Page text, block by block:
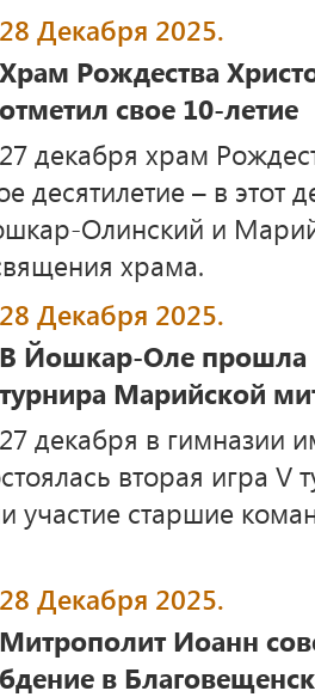
28 Декабря 2025.
Храм Рождества
отметил свое 10-летие
27 декабря храм
десятилетие – в этот
Олинский и
храма.
28 Декабря 2025.
В Йошкар-Оле прошла
турнира Марийской
27 декабря в гимназии
вторая игра V
участие старшие
28 Декабря 2025.
Митрополит Иоанн
бдение в